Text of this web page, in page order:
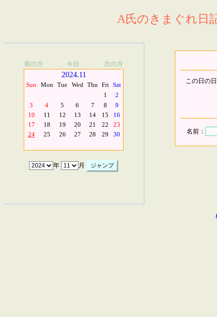
A氏のきまぐれ日
前の月 今日 次の月
2024.11
Sun Mon Tue Wed Thu Fri Sat
1
2
3
4 5 6 7 8
9
10
11 12 13 14 15
16
17
18 19 20 21 22
23
24
25 26 27 28 29 30
年 月
この日の
名前：